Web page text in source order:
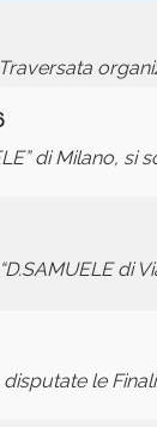
di Milano, si
di
le